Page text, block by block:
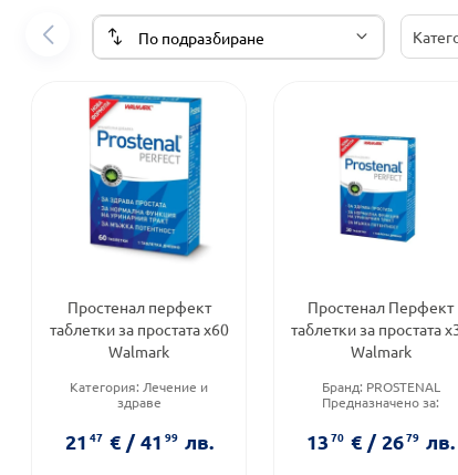
Простенал перфект
таблетки за простата х60
Walmark
Категория: Лечение и
здраве
Форма на продукта:
таблетки
2147 € / 4199 лв.
Простенал Перфект
таблетки за простата
Walmark
Бранд: PROSTENAL
Предназначено за:
Продуктова линия:
1370 € / 2679 лв.